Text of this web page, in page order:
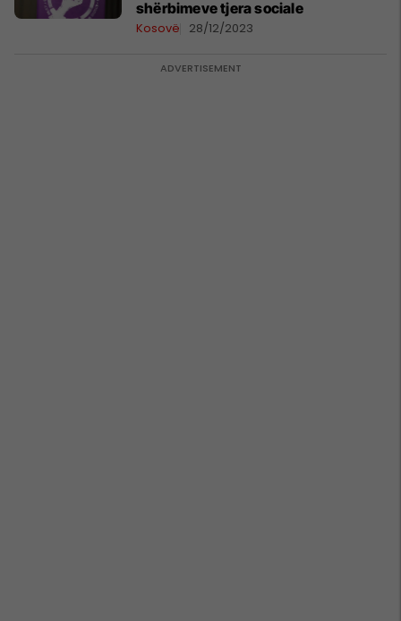
shërbimeve tjera sociale
Kosovë 28/12/2023